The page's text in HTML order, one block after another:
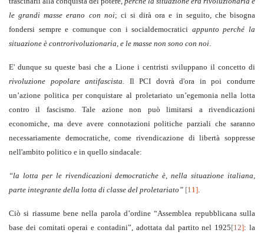
le grandi masse erano con noi; ci si dirà ora e in seguito, che bisogna
fondersi sempre e comunque con i socialdemocratici appunto perché la
situazione è controrivoluzionaria, e le masse non sono con noi.
E' dunque su queste basi che a Lione i centristi sviluppano il concetto di
rivoluzione popolare antifascista. Il PCI dovrà d'ora in poi condurre
un’azione politica per conquistare al proletariato un’egemonia nella lotta
contro il fascismo. Tale azione non può limitarsi a rivendicazioni
economiche, ma deve avere connotazioni politiche parziali che saranno
necessariamente democratiche, come rivendicazione di libertà soppresse
nell'ambito politico e in quello sindacale:
“la lotta per le rivendicazioni democratiche è, nella situazione italiana,
parte integrante della lotta di classe del proletariato” [11].
Ciò si riassume bene nella parola d’ordine “Assemblea repubblicana sulla
base dei comitati operai e contadini”, adottata dal partito nel 1925[12]: la